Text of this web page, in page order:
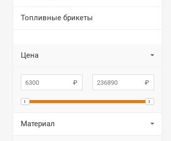
Топливные брикеты
Цена
Материал